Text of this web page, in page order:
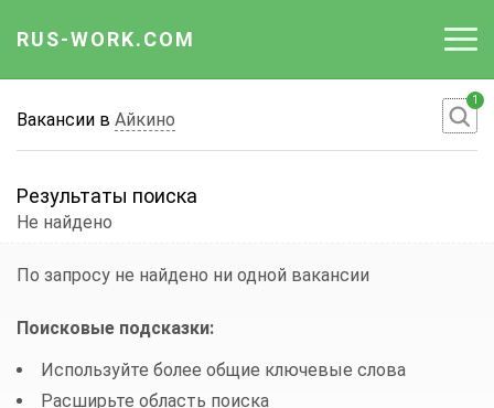
RUS-WORK.COM
Вакансии
Отрасли
Вакансии в Айкино
1
Результаты поиска
Не найдено
По запросу не найдено ни одной вакансии
Поисковые подсказки:
Используйте более общие ключевые слова
Расширьте область поиска